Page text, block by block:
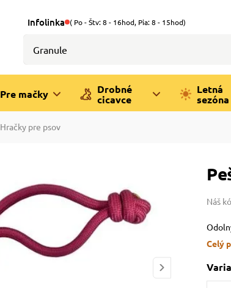
Infolinka ( Po - Štv: 8 - 16hod, Pia: 8 - 15hod)
Pre mačky
Drobné
cicavce
Letná
sezóna
Hračky pre psov
Náš
Celý